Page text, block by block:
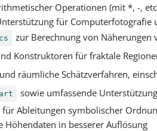
Operationen (mit *, -,
für
zur Berechnung von
Konstruktoren für fraktale
räumliche Schätzverfahren,
sowie umfassende
Ableitungen symbolischer
Höhendaten in besserer Auflösung